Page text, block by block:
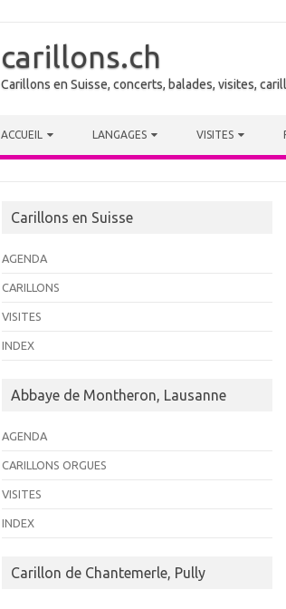
carillons.ch
Carillons en Suisse, concerts, balades, visites,
ACCUEIL LANGAGES VISITES
Carillons en Suisse
AGENDA
CARILLONS
VISITES
INDEX
Abbaye de Montheron, Lausanne
AGENDA
CARILLONS ORGUES
VISITES
INDEX
Carillon de Chantemerle, Pully